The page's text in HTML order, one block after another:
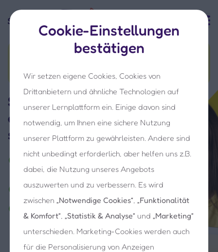
Cookie-Einstellungen
bestätigen
Wir setzen eigene Cookies, Cookies von
Drittanbietern und ähnliche Technologien auf
unserer Lernplattform ein. Einige davon sind
notwendig, um Ihnen eine sichere Nutzung
unserer Plattform zu gewährleisten. Andere sind
nicht unbedingt erforderlich, aber helfen uns z.B.
dabei, die Nutzung unseres Angebots
auszuwerten und zu verbessern. Es wird
zwischen „Notwendige Cookies“, „Funktionalität
& Komfort“, „Statistik & Analyse“ und „Marketing“
unterschieden. Marketing-Cookies werden auch
für die Personalisierung von Anzeigen
Nur für kurze Zeit!
Spielen, lernen &
entdecken mit
sofatutor KIDS
Frühkindliche Entwicklung
fördern mit altersgerechten
Hunderte Spiele und Videos mit
Lernfaktor
Mit Spaß die digitale Welt
entdecken & motivierende
Lernerfolge feiern